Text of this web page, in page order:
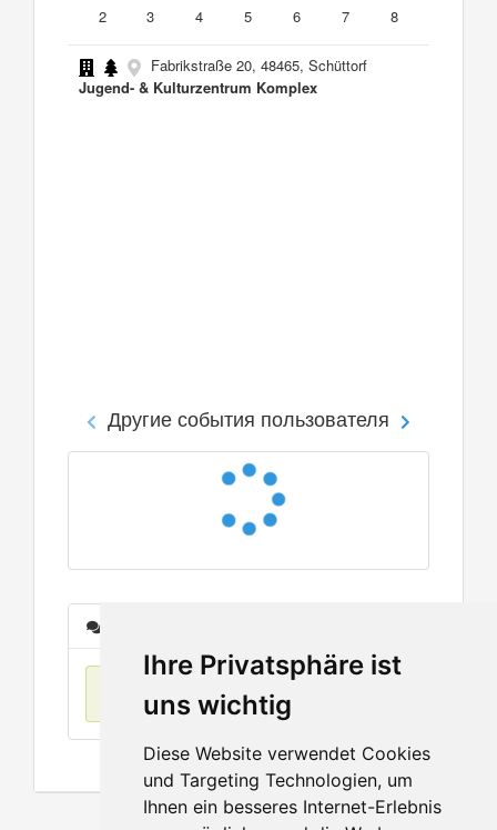
Ihre Privatsphäre ist
uns wichtig
Diese Website verwendet Cookies
und Targeting Technologien, um
Ihnen ein besseres Internet-Erlebnis
2
3 4 5 6 7 8
Fabrikstraße 20, 48465, Schüttorf
Jugend- & Kulturzentrum Komplex
Другие события пользователя